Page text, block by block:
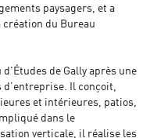
paysagers, et a
du Bureau
d'Études de Gally après une
d’entreprise. Il conçoit,
et intérieures, patios,
dans le
verticale, il réalise les